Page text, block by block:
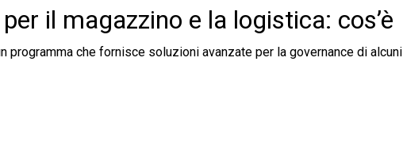
il magazzino e la logistica: cos’è
programma che fornisce soluzioni avanzate per la governance di